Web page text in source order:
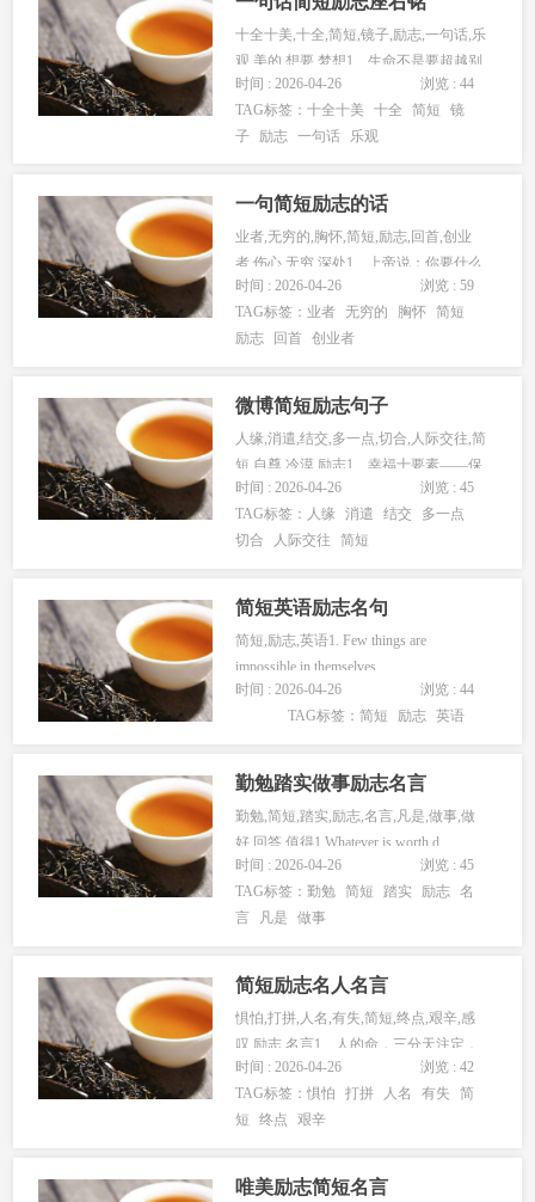
十全十美,十全,简短,镜子,励志,一句话,乐
观,美的,想要,梦想1、生命不是要超越别
人，而是要超越自...
时间 : 2026-04-26
浏览 : 44
TAG标签：十全十美 十全 简短
镜
子
励志 一句话 乐观
一句简短励志的话
业者,无穷的,胸怀,简短,励志,回首,创业
者,伤心,无穷,深处1、上帝说：你要什么
便取什么，但是要付...
时间 : 2026-04-26
浏览 : 59
TAG标签： 业者 无穷的 胸怀 简短
励志
回首 创业者
微博简短励志句子
人缘,消遣,结交,多一点,切合,人际交往,简
短,自尊,冷漠,励志1、幸福十要素——保
持健康的体魄 切...
时间 : 2026-04-26
浏览 : 45
TAG标签： 人缘 消遣 结交
多一点
切合
人际交往 简短
简短英语励志名句
简短,励志,英语1. Few things are
impossible in themselves...
时间 : 2026-04-26
浏览 : 44
TAG标签：简短 励志 英语
勤勉踏实做事励志名言
勤勉,简短,踏实,励志,名言,凡是,做事,做
好,回答,值得1.Whatever is worth d...
时间 : 2026-04-26
浏览 : 45
TAG标签：勤勉 简短 踏实 励志 名
言
凡是 做事
简短励志名人名言
惧怕,打拼,人名,有失,简短,终点,艰辛,感
叹,励志,名言1、人的命，三分天注定，
七分靠打拼。语录2...
时间 : 2026-04-26
浏览 : 42
TAG标签：惧怕 打拼 人名 有失
简
短
终点 艰辛
唯美励志简短名言